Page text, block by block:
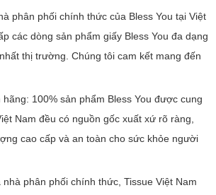
phân phối chính thức của Bless You tại Việt
các dòng sản phẩm giấy Bless You đa dạng
thị trường. Chúng tôi cam kết mang đến
100% sản phẩm Bless You được cung
Nam đều có nguồn gốc xuất xứ rõ ràng,
cao cấp và an toàn cho sức khỏe người
phân phối chính thức, Tissue Việt Nam